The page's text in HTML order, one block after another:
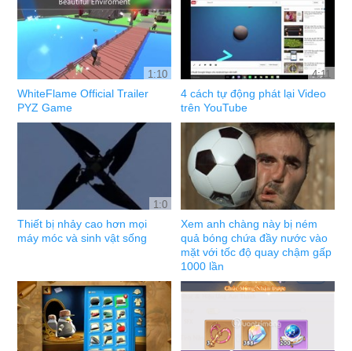
1:10
WhiteFlame Official Trailer
PYZ Game
4:11
4 cách tự động phát lại Video
trên YouTube
1:0
Thiết bị nhảy cao hơn mọi
máy móc và sinh vật sống
Xem anh chàng này bị ném
quả bóng chứa đầy nước vào
mặt với tốc độ quay chậm gấp
1000 lần